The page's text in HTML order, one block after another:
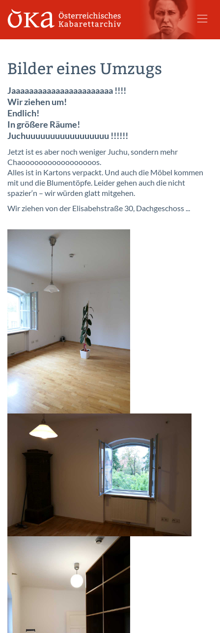
Bilder eines Umzugs
Jaaaaaaaaaaaaaaaaaaaaaaa !!!!
Wir ziehen um!
Endlich!
In größere Räume!
Juchuuuuuuuuuuuuuuuuu !!!!!!
Jetzt ist es aber noch weniger Juchu, sondern mehr
Chaooooooooooooooooos.
Alles ist in Kartons verpackt. Und auch die Möbel kommen
mit und die Blumentöpfe. Leider gehen auch die nicht
spazier‘n – wir würden glatt mitgehen.
Wir ziehen von der Elisabehstraße 30, Dachgeschoss ...